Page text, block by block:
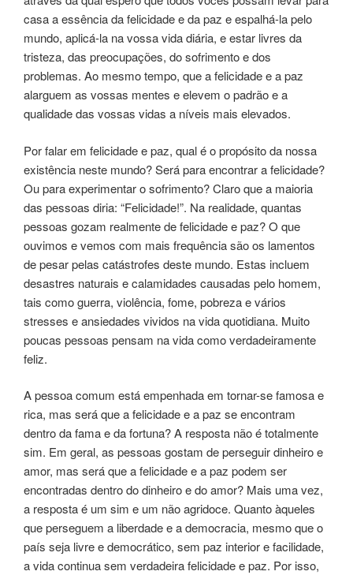
casa a essência da felicidade e da paz e espalhá-la pelo
mundo, aplicá-la na vossa vida diária, e estar livres da
tristeza, das preocupações, do sofrimento e dos
problemas. Ao mesmo tempo, que a felicidade e a paz
alarguem as vossas mentes e elevem o padrão e a
qualidade das vossas vidas a níveis mais elevados.
Por falar em felicidade e paz, qual é o propósito da nossa
existência neste mundo? Será para encontrar a felicidade?
Ou para experimentar o sofrimento? Claro que a maioria
das pessoas diria: “Felicidade!”. Na realidade, quantas
pessoas gozam realmente de felicidade e paz? O que
ouvimos e vemos com mais frequência são os lamentos
de pesar pelas catástrofes deste mundo. Estas incluem
desastres naturais e calamidades causadas pelo homem,
tais como guerra, violência, fome, pobreza e vários
stresses e ansiedades vividos na vida quotidiana. Muito
poucas pessoas pensam na vida como verdadeiramente
feliz.
A pessoa comum está empenhada em tornar-se famosa e
rica, mas será que a felicidade e a paz se encontram
dentro da fama e da fortuna? A resposta não é totalmente
sim. Em geral, as pessoas gostam de perseguir dinheiro e
amor, mas será que a felicidade e a paz podem ser
encontradas dentro do dinheiro e do amor? Mais uma vez,
a resposta é um sim e um não agridoce. Quanto àqueles
que perseguem a liberdade e a democracia, mesmo que o
país seja livre e democrático, sem paz interior e facilidade,
a vida continua sem verdadeira felicidade e paz. Por isso,